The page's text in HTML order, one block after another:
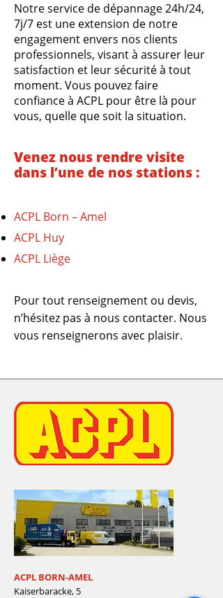
Notre service de dépannage 24h/24,
7j/7 est une extension de notre
engagement envers nos clients
professionnels, visant à assurer leur
satisfaction et leur sécurité à tout
moment. Vous pouvez faire
confiance à ACPL pour être là pour
vous, quelle que soit la situation.
Venez nous rendre visite
dans l’une de nos stations :
ACPL Born – Amel
ACPL Huy
ACPL Liège
Pour tout renseignement ou devis,
n’hésitez pas à nous contacter. Nous
vous renseignerons avec plaisir.
ACPL BORN-AMEL
Kaiserbaracke, 5